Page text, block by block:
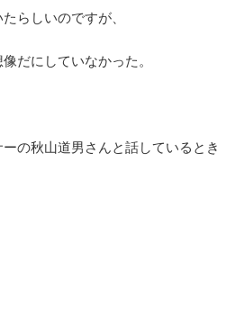
らしいのですが、
だにしていなかった。
の秋山道男さんと話しているとき